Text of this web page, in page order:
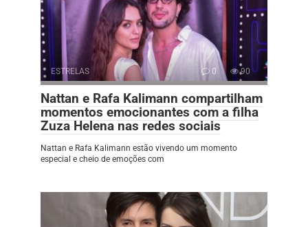
ESTRELAS 0 90
Nattan e Rafa Kalimann compartilham
momentos emocionantes com a filha
Zuza Helena nas redes sociais
Nattan e Rafa Kalimann estão vivendo um momento
especial e cheio de emoções com